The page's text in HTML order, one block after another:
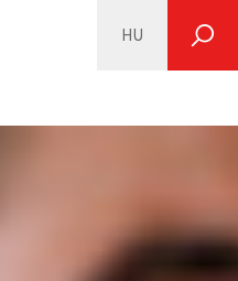
HU